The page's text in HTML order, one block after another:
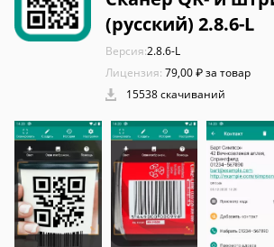
(русский) 2.8.6-L
Версия:2.8.6-L
Лицензия: 79,00 ₽ за товар
15538 скачиваний